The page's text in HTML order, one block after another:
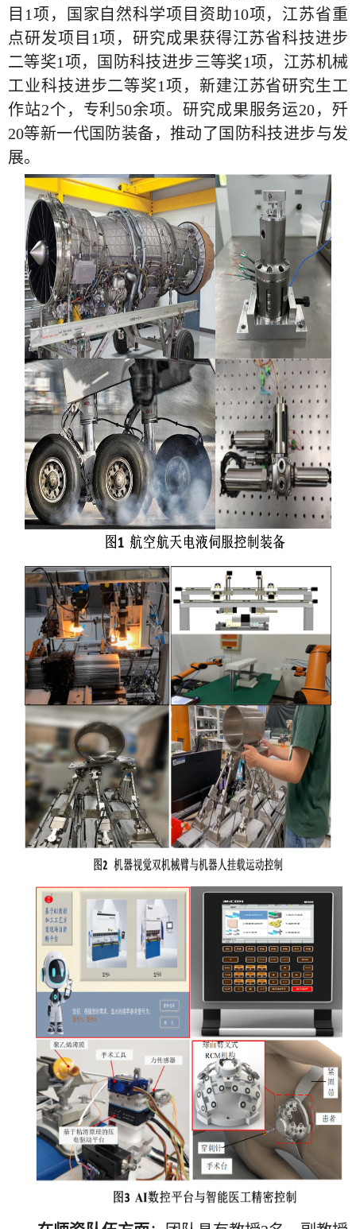
目 1项，国家自然科学项目资助10项，江苏省重
点研发项目 1项，研究成果获得江苏省科技进步
二等奖1项，国防科技进步三等奖1项，江苏机械
工业科技进步二等奖1项，新建江苏省研究生工
作站2个，专利 50余项。研究成果服务运20，歼
20等新一代国防装备，推动了国防科技进步与发
展。